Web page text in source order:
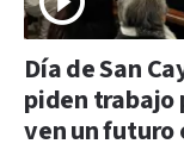
Día de San
piden trabajo
ven un futuro